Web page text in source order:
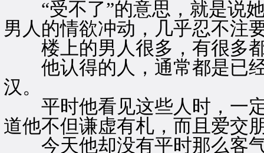
“受不了”的意思，就是说她
男人的情欲冲动，几乎忍不注
楼上的男人很多，有很多
他认得的人，通常都是已经
汉。
平时他看见这些人时，一定
道他不但谦虚有札，而且爱交
今天他却没有平时那么客气